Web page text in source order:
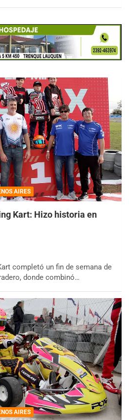
AIRES
Kart: Hizo historia en
completó un fin de semana de
donde combinó…
AIRES